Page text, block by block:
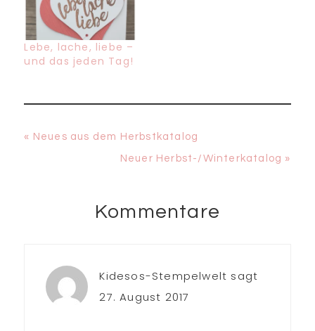
Lebe, lache, liebe –
und das jeden Tag!
Vorheriger
« Neues aus dem Herbstkatalog
Nächster
Neuer Herbst-/Winterkatalog »
Leser-Kommentare
Kidesos-Stempelwelt sagt
27. August 2017